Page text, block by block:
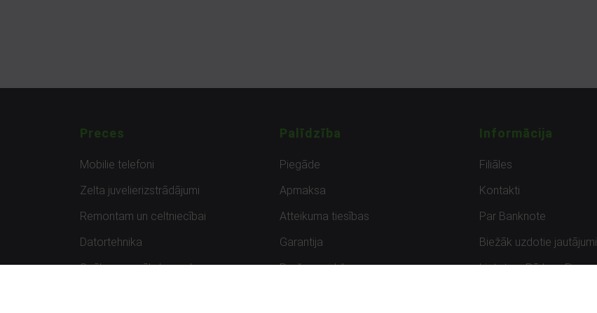
Preces
Mobilie telefoni
Zelta juvelierizstrādājumi
Remontam un celtniecībai
Datortehnika
Spēles un spēļu konsoles
Palīdzība
Piegāde
Apmaksa
Atteikuma tiesības
Garantija
Preču uzpirkšana
Informācija
Filiāles
Kontakti
Par Banknote
Biežāk uzdotie jautājumi
Lietots – Pārbaudīts